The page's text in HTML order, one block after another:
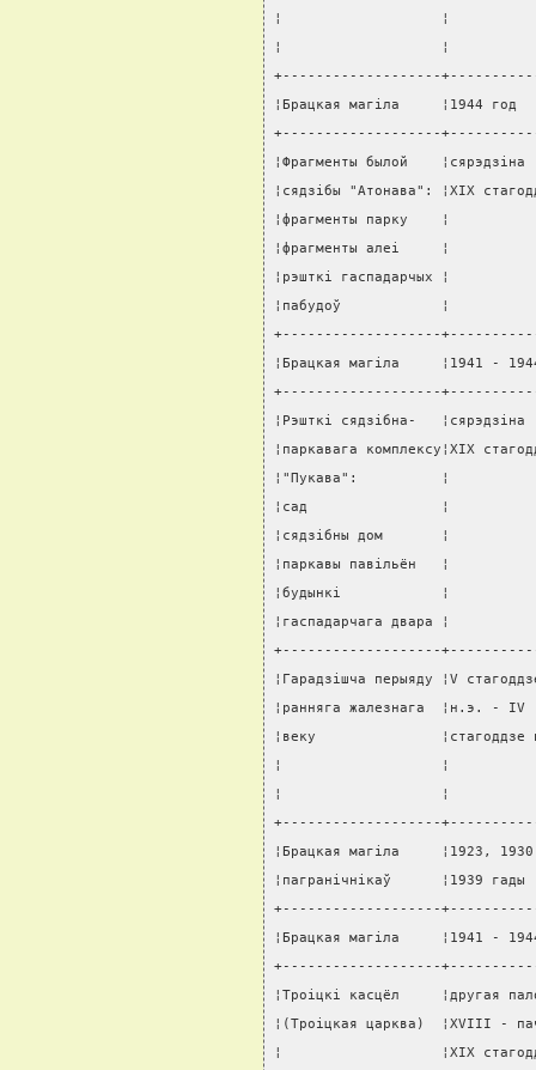
¦                   ¦
¦                   ¦
+-------------------
¦Брацкая магiла     ¦1944
+-------------------
¦Фрагменты былой
¦сядзiбы "Атонава": ¦XIX
¦фрагменты парку    ¦
¦фрагменты алеi     ¦
¦рэшткi гаспадарчых ¦
¦пабудоў            ¦
+-------------------
¦Брацкая магiла     ¦1941 -
+-------------------
¦Рэшткi сядзiбна-
¦паркавага
¦"Пукава":          ¦
¦сад                ¦
¦сядзiбны дом       ¦
¦паркавы павiльён   ¦
¦будынкi            ¦
¦гаспадарчага двара
+-------------------
¦Гарадзiшча перыяду ¦V
¦ранняга жалезнага  ¦н.э.
¦веку
¦                   ¦
¦                   ¦
+-------------------
¦Брацкая магiла     ¦1923,
¦пагранiчнiкаў
+-------------------
¦Брацкая магiла     ¦1941 -
+-------------------
¦Троiцкi касцёл     ¦другая
¦(Троiцкая царква)
¦                   ¦XIX